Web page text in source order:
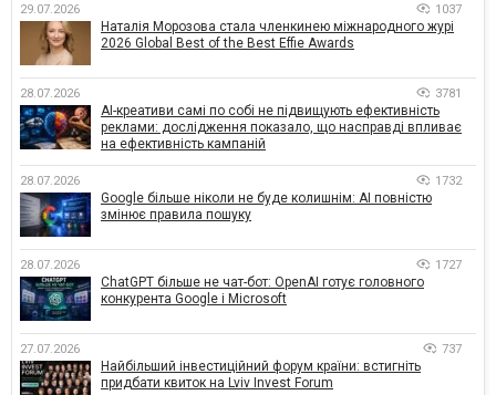
29.07.2026 1037
Наталія Морозова стала членкинею міжнародного журі
2026 Global Best of the Best Effie Awards
28.07.2026 3781
AI-креативи самі по собі не підвищують ефективність
реклами: дослідження показало, що насправді впливає
на ефективність кампаній
28.07.2026 1732
Google більше ніколи не буде колишнім: AI повністю
змінює правила пошуку
28.07.2026 1727
ChatGPT більше не чат-бот: OpenAI готує головного
конкурента Google і Microsoft
27.07.2026 737
Найбільший інвестиційний форум країни: встигніть
придбати квиток на Lviv Invest Forum